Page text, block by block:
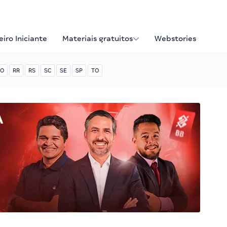
Iniciante Materiais gratuitos Webstories
RR RS SC SE SP TO